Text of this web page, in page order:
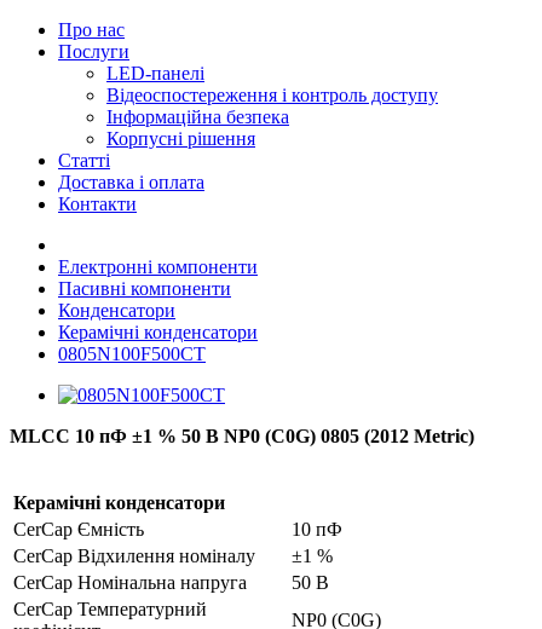
Про нас
Послуги
LED-панелі
Відеоспостереження і контроль доступу
Інформаційна безпека
Корпусні рішення
Статті
Доставка і оплата
Контакти
Електронні компоненти
Пасивні компоненти
Конденсатори
Керамічні конденсатори
0805N100F500CT
MLCC 10 пФ ±1 % 50 В NP0 (C0G) 0805 (2012 Metric)
Керамічні конденсатори
CerCap Ємність
10 пФ
CerCap Відхилення номіналу
±1 %
CerCap Номінальна напруга
50 В
CerCap Температурний
NP0 (C0G)